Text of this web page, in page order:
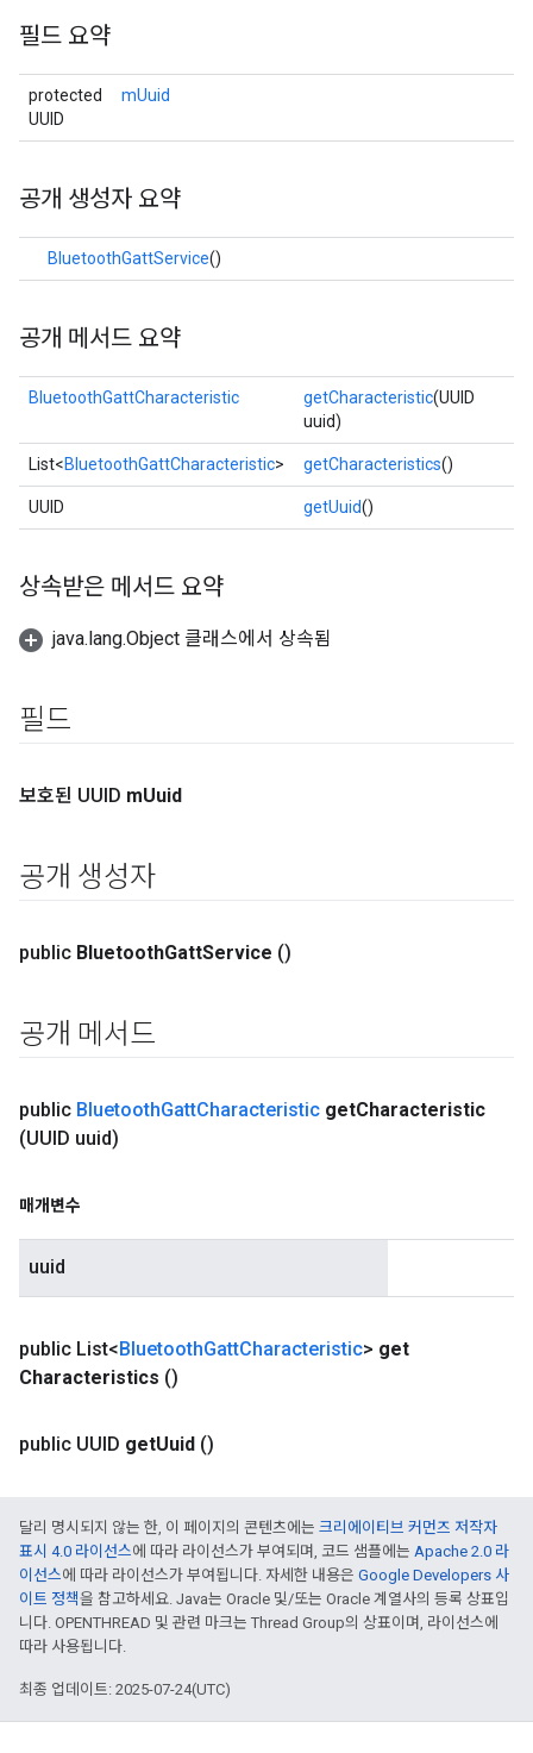
필드 요약
protected
UUID
mUuid
공개 생성자 요약
BluetoothGattService()
공개 메서드 요약
BluetoothGattCharacteristic getCharacteristic(UUID
uuid)
List<BluetoothGattCharacteristic> getCharacteristics()
UUID getUuid()
상속받은 메서드 요약
java.lang.Object 클래스에서 상속됨
필드
보호된 UUID mUuid
공개 생성자
public BluetoothGattService ()
공개 메서드
public BluetoothGattCharacteristic getCharacteristic
(UUID uuid)
매개변수
uuid
public List<BluetoothGattCharacteristic> get
Characteristics ()
public UUID getUuid ()
달리 명시되지 않는 한, 이 페이지의 콘텐츠에는 크리에이티브 커먼즈 저작자
표시 4.0 라이선스에 따라 라이선스가 부여되며, 코드 샘플에는 Apache 2.0 라
이선스에 따라 라이선스가 부여됩니다. 자세한 내용은 Google Developers 사
이트 정책을 참고하세요. Java는 Oracle 및/또는 Oracle 계열사의 등록 상표입
니다. OPENTHREAD 및 관련 마크는 Thread Group의 상표이며, 라이선스에
따라 사용됩니다.
최종 업데이트: 2025-07-24(UTC)